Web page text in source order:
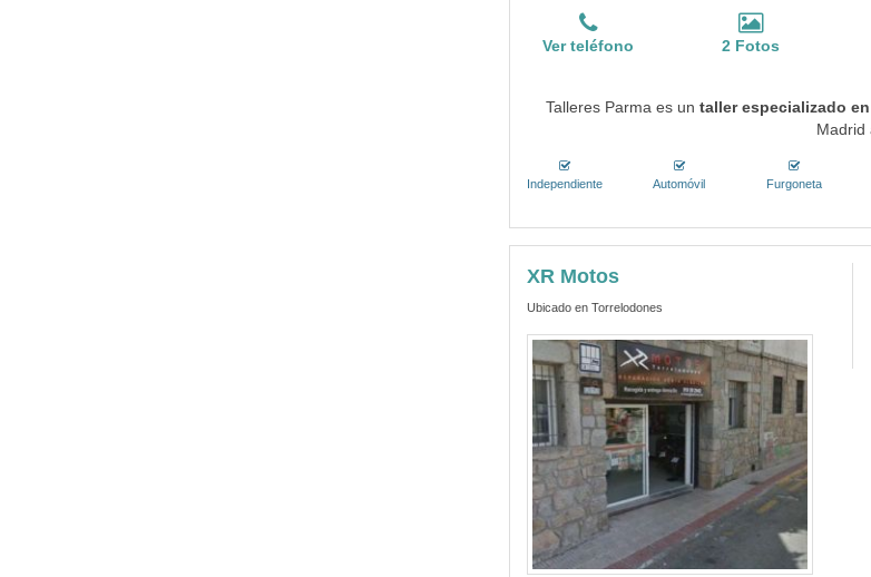
Ver teléfono 2 Fotos
Talleres Parma es un taller especializado
Madrid
Independiente Automóvil Furgoneta
XR Motos
Ubicado en Torrelodones